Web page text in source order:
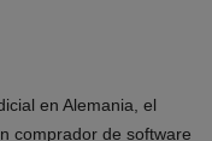
en Alemania, el
comprador de software